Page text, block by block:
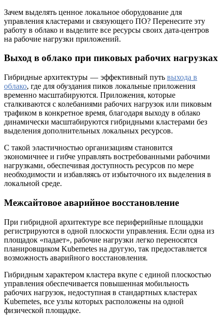
Зачем выделять ценное локальное оборудование для
управления кластерами и связующего ПО? Перенесите эту
работу в облако и выделите все ресурсы своих дата-центров
на рабочие нагрузки приложений.
Выход в облако при пиковых рабочих нагрузках
Гибридные архитектуры — эффективный путь выхода в
облако, где для обуздания пиков локальные приложения
временно масштабируются. Приложения, которые
сталкиваются с колебаниями рабочих нагрузок или пиковым
трафиком в конкретное время, благодаря выходу в облако
динамически масштабируются гибридными кластерами без
выделения дополнительных локальных ресурсов.
С такой эластичностью организациям становится
экономичнее и гибче управлять востребованными рабочими
нагрузками, обеспечивая доступность ресурсов по мере
необходимости и избавляясь от избыточного их выделения в
локальной среде.
Межсайтовое аварийное восстановление
При гибридной архитектуре все периферийные площадки
регистрируются в одной плоскости управления. Если одна из
площадок «падает», рабочие нагрузки легко переносятся
планировщиком Kubernetes на другую, так предоставляется
возможность аварийного восстановления.
Гибридным характером кластера вкупе с единой плоскостью
управления обеспечивается повышенная мобильность
рабочих нагрузок, недоступная в стандартных кластерах
Kubernetes, все узлы которых расположены на одной
физической площадке.